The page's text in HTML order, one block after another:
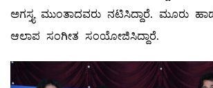
ಅಗಸ್ತ್ಯ ಮುಂತಾದವರು ನಟಿಸಿದ್ದಾರೆ. ಮೂರು
ಆಲಾಪ ಸಂಗೀತ ಸಂಯೋಜಿಸಿದ್ದಾರೆ.